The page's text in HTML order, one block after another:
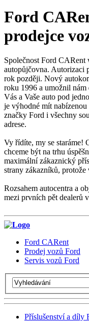
Ford
prodejce
Společnost Ford
autopůjčovna. Autorizaci
rok později. Nový
roku 1996 a umožnil
Vás a Vaše auto pod
je výhodné mít
značky Ford i všechny
adrese.
Vy řídíte, my se staráme!
chceme být na trhu
maximální zákaznický
strany zákazníků, protože
Rozsahem autocentra a
mezi prvních pět dealerů
Ford CARent
Prodej vozů Ford
Servis vozů Ford
Příslušenství a díly